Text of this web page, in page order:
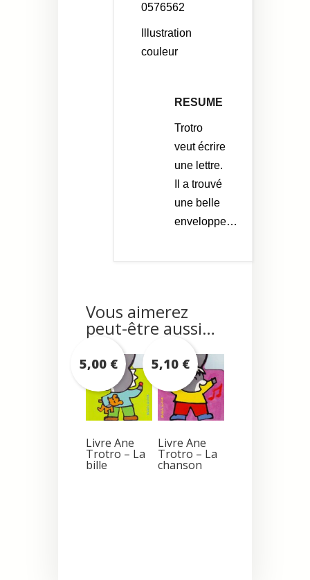
0576562
Illustration
couleur
RESUME
Trotro
veut écrire
une lettre.
Il a trouvé
une belle
enveloppe…
Vous aimerez
peut-être aussi…
Livre Ane
Trotro – La
bille
5,00 €
Livre Ane
Trotro – La
chanson
5,10 €